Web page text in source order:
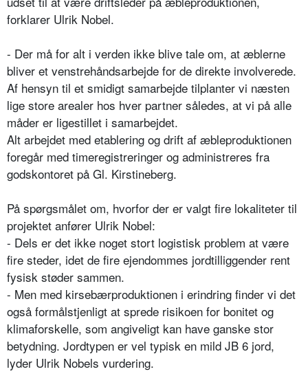
forklarer Ulrik Nobel.
- Der må for alt i verden ikke blive tale om, at æblerne
bliver et venstrehåndsarbejde for de direkte involverede.
Af hensyn til et smidigt samarbejde tilplanter vi næsten
lige store arealer hos hver partner således, at vi på alle
måder er ligestillet i samarbejdet.
Alt arbejdet med etablering og drift af æbleproduktionen
foregår med timeregistreringer og administreres fra
godskontoret på Gl. Kirstineberg.
På spørgsmålet om, hvorfor der er valgt fire lokaliteter til
projektet anfører Ulrik Nobel:
- Dels er det ikke noget stort logistisk problem at være
fire steder, idet de fire ejendommes jordtilliggender rent
fysisk støder sammen.
- Men med kirsebærproduktionen i erindring finder vi det
også formålstjenligt at sprede risikoen for bonitet og
klimaforskelle, som angiveligt kan have ganske stor
betydning. Jordtypen er vel typisk en mild JB 6 jord,
lyder Ulrik Nobels vurdering.